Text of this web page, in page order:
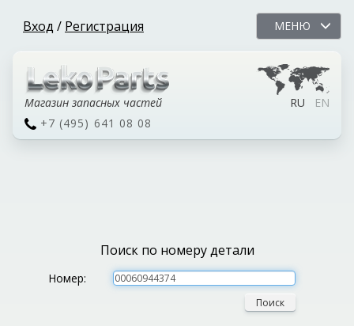
Вход / Регистрация МЕНЮ
Магазин запасных частей RU
EN
+7 (495) 641 08 08
Поиск по номеру детали
Номер:
Поиск